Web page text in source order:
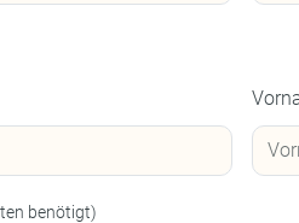
benötigt)